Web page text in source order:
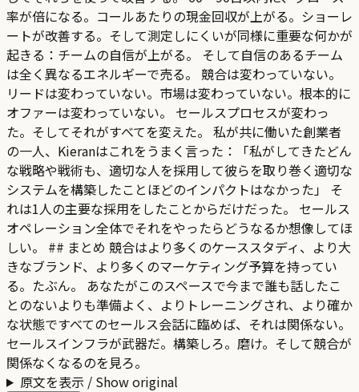
率が倍になる。コールあたりの現金回収が上がる。ショーレ
ートが改善する。そして測定しにくいが同様に重要な何かが
起きる：チームの自信が上がる。 そして自信のあるチーム
は全く異なるエネルギーで売る。 競合は変わっていない。
リードは変わっていない。市場は変わっていない。根本的に
オファーは変わっていない。 セールスプロセスが変わっ
た。そしてそれがすべてを変えた。 私が共に働いた創業者
の一人、Kieranはこれをうまく言った：「私がしてきたどん
な戦略や戦術も、適切な人を採用して彼らを取り巻く適切な
システムを構築したことほどのインパクトはなかった」 そ
れは1人の主要な採用をしたことからだけだった。 セールス
オペレーション全体でそれをやったらどうなるか想像してほ
しい。 ## まとめ 競合はより多くのケーススタディ、より大
きなブランド、より多くのマーケティング予算を持ってい
る。たぶん。 あなたがこのスペースで今まで誰も話したこ
とのないよりも準備よく、よりトレーニングされ、より確か
な状態ですべてのセールス会話に臨めば、それは関係ない。
セールスインフラが武器だ。構築しろ。磨け。そして競合が
関係なくなるのを見ろ。
原文を表示 / Show original